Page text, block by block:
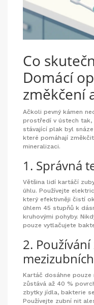
Co
Domácí
změkčení
Ačkoli pevný kámen
prostředí v ústech tak,
stávající plak byl
které pomáhají
mineralizaci.
1. Správná
Většina lidí kartáčí
úhlu. Používejte
který efektivněji čistí
úhlem 45 stupňů k
kruhovými pohyby.
pouze vytlačujete
2.
Kartáč dosáhne pouze
zůstává až 40 %
zbytky jídla, bakterie
Používejte zubní nit